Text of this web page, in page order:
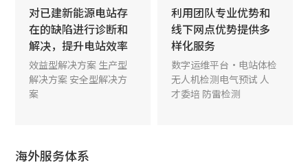
对已建新能源电站存
在的缺陷进行诊断和
解决，提升电站效率
效益型解决方案 生产型
解决方案 安全型解决方
案
利用团队专业优势和
线下网点优势提供多
样化服务
数字运维平台·电站体检
无人机检测电气预试 人
才委培 防雷检测
海外服务体系